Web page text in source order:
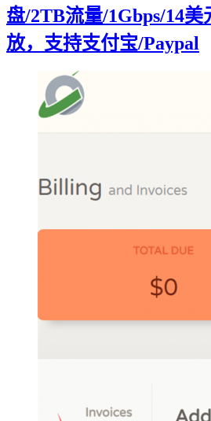
盘/2TB流量/1Gbps/14
放，支持支付宝/Paypal